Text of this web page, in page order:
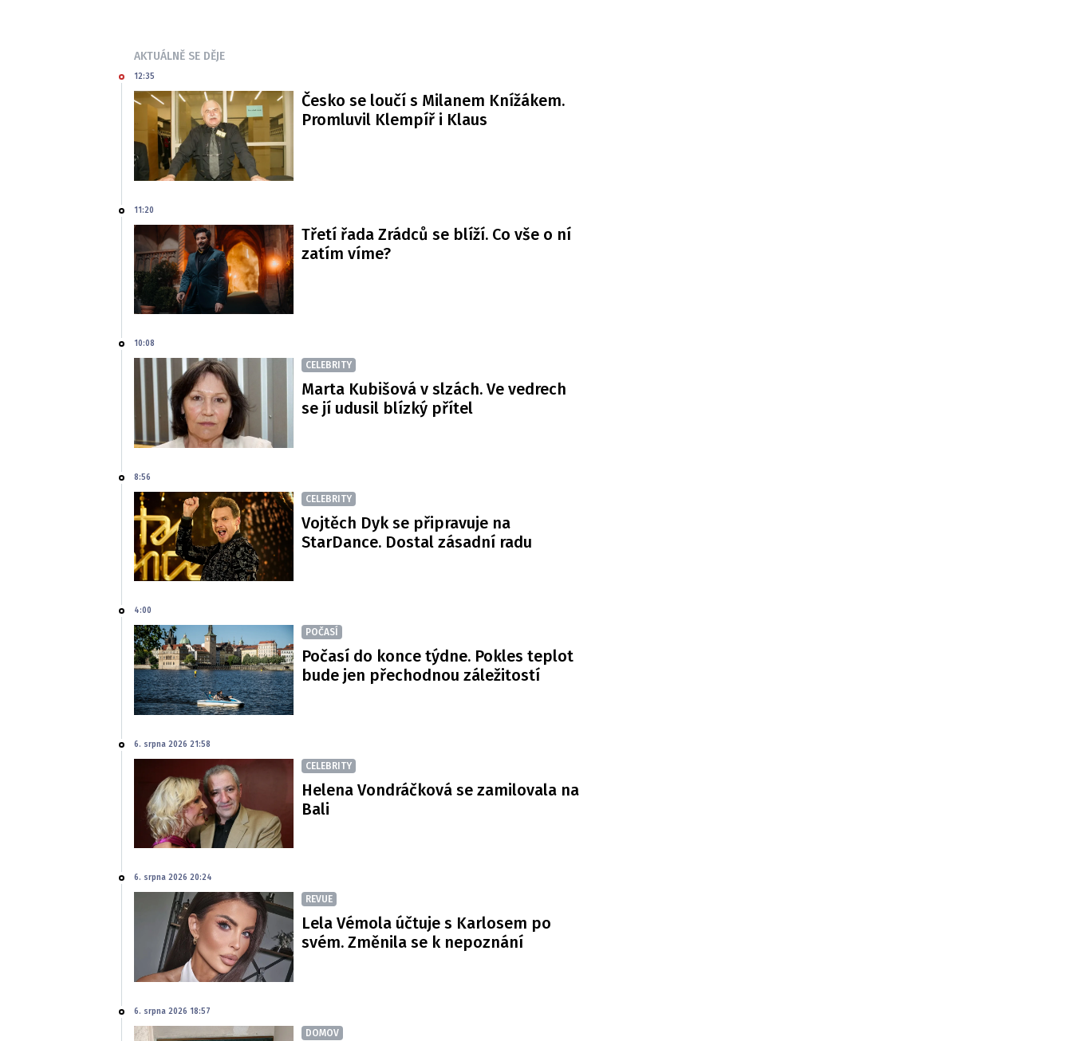
AKTUÁLNĚ SE DĚJE
12:35
Česko se loučí s Milanem Knížákem.
Promluvil Klempíř i Klaus
11:20
Třetí řada Zrádců se blíží. Co vše o ní
zatím víme?
10:08
CELEBRITY
Marta Kubišová v slzách. Ve vedrech
se jí udusil blízký přítel
8:56
CELEBRITY
Vojtěch Dyk se připravuje na
StarDance. Dostal zásadní radu
4:00
POČASÍ
Počasí do konce týdne. Pokles teplot
bude jen přechodnou záležitostí
6. srpna 2026 21:58
CELEBRITY
Helena Vondráčková se zamilovala na
Bali
6. srpna 2026 20:24
REVUE
Lela Vémola účtuje s Karlosem po
svém. Změnila se k nepoznání
6. srpna 2026 18:57
DOMOV